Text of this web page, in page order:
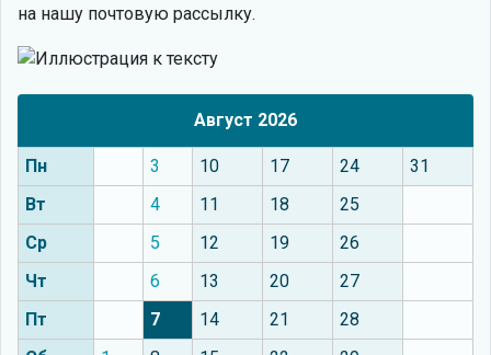
на нашу почтовую рассылку.
Август 2026
Пн 3 10 17 24
31
Вт
4 11 18
25
Ср
5 12 19
26
Чт
6 13 20
27
Пт
7 14 21
28